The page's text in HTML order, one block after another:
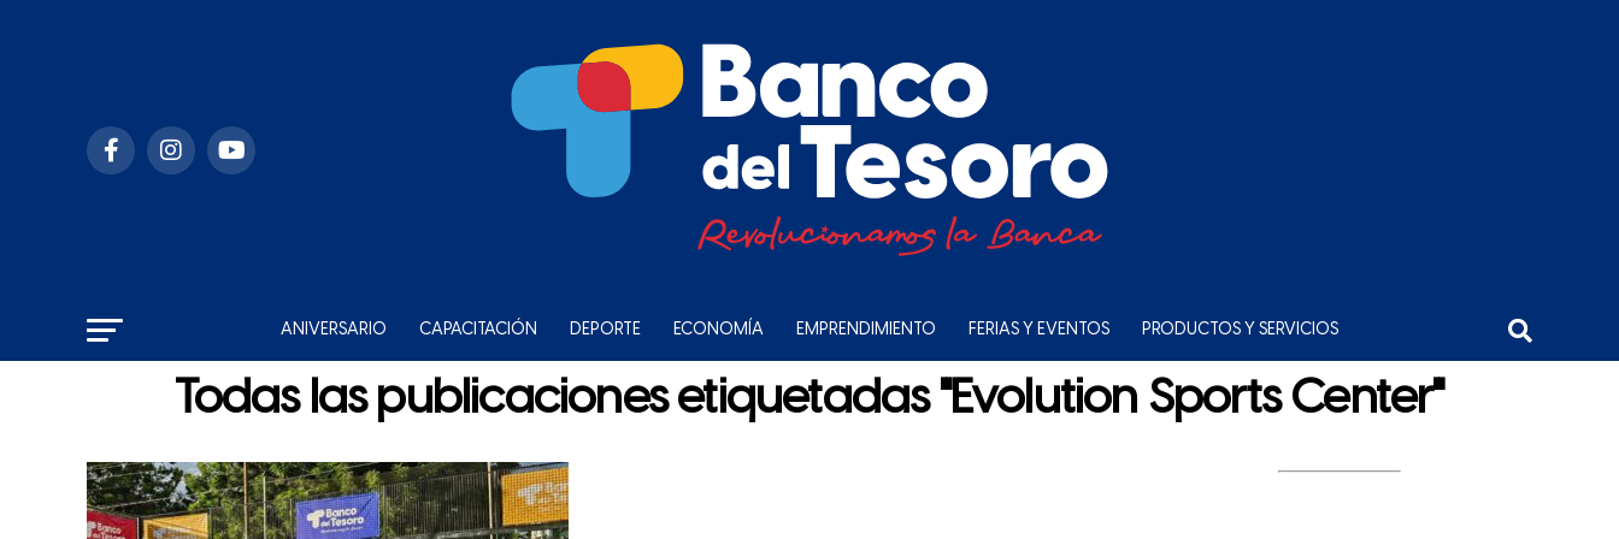
ANIVERSARIO CAPACITACIÓN DEPORTE ECONOMÍA EMPRENDIMIENTO FERIAS Y EVENTOS PRODUCTOS Y SERVICIOS
Todas las publicaciones etiquetadas "Evolution Sports Center"